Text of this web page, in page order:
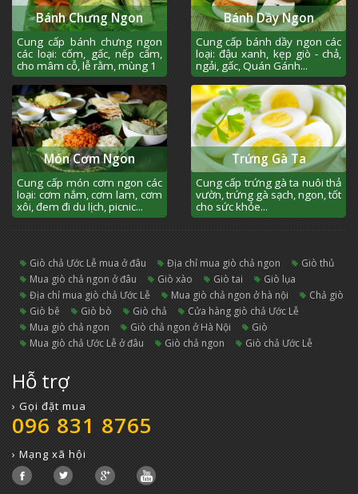
Bánh Chưng Ngon
Cung cấp bánh chưng ngon
các loại: cốm, gấc, nếp cẩm,
cho mâm cỗ, lễ rằm, mùng 1
Bánh Dầy Ngon
Cung cấp bánh dầy ngon các
loại: đậu xanh, kẹp giò - chả,
ngải, gấc, Quán Gánh...
Món Cơm Ngon
Cung cấp món cơm ngon các
loại: cơm nắm, cơm lam, cơm
xôi, đem đi du lịch, picnic...
Trứng Gà Ta
Cung cấp trứng gà ta nuôi thả
vườn, trứng gà sạch, ngon, tốt
cho sức khỏe...
giò chả Ước Lễ mua ở đâu địa chỉ mua giò chả ngon
giò thủ
mua giò chả ngon ở đâu
giò xào giò tai
giò lụa
địa chỉ mua giò chả Ước Lễ
mua giò chả ngon ở hà nội
chả giò
giò bê
giò bò giò chả
cửa hàng giò chả Ước Lễ
mua giò chả ngon
giò chả ngon ở Hà Nội
giò
mua giò chả Ước Lễ ở đâu
giò chả ngon Giò chả Ước Lễ
Hỗ trợ
› Gọi đặt mua
096 831 8765
› Mạng xã hội